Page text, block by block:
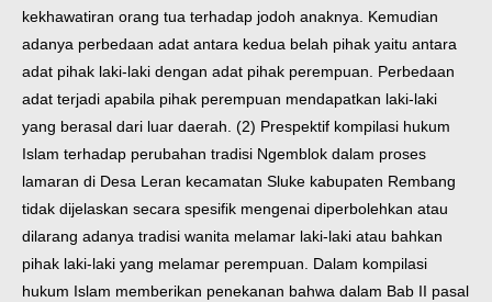
kekhawatiran orang tua terhadap jodoh anaknya. Kemudian
adanya perbedaan adat antara kedua belah pihak yaitu antara
adat pihak laki-laki dengan adat pihak perempuan. Perbedaan
adat terjadi apabila pihak perempuan mendapatkan laki-laki
yang berasal dari luar daerah. (2) Prespektif kompilasi hukum
Islam terhadap perubahan tradisi Ngemblok dalam proses
lamaran di Desa Leran kecamatan Sluke kabupaten Rembang
tidak dijelaskan secara spesifik mengenai diperbolehkan atau
dilarang adanya tradisi wanita melamar laki-laki atau bahkan
pihak laki-laki yang melamar perempuan. Dalam kompilasi
hukum Islam memberikan penekanan bahwa dalam Bab II pasal